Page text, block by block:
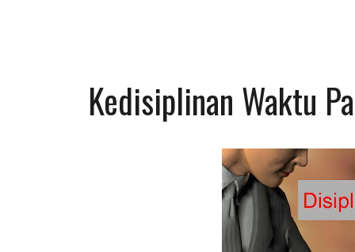
Kedisiplinan Waktu